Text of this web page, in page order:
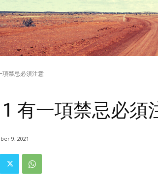
項禁忌必須注意
有一項禁忌必須
9, 2021